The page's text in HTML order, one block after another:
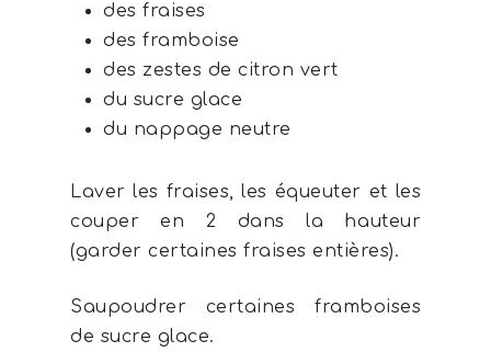
des fraises
des framboise
des zestes de citron vert
du sucre glace
du nappage neutre
Laver les fraises, les équeuter et les
couper en 2 dans la hauteur
(garder certaines fraises entières).
Saupoudrer certaines framboises
de sucre glace.